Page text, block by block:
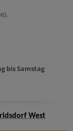
bis Samstag
West